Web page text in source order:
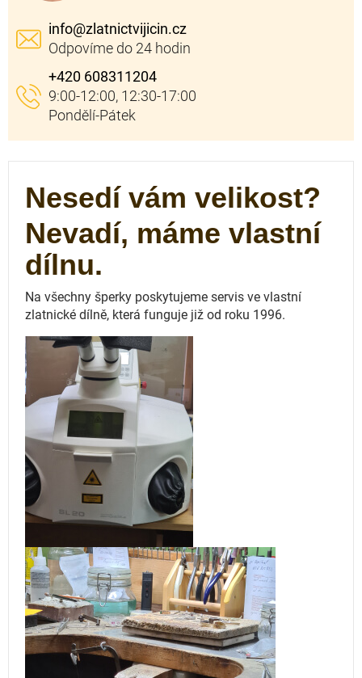
info@zlatnictvijicin.cz
+420 608311204
Nesedí vám velikost?
Nevadí, máme vlastní
dílnu.
Na všechny šperky poskytujeme servis ve vlastní
zlatnické dílně, která funguje již od roku 1996.